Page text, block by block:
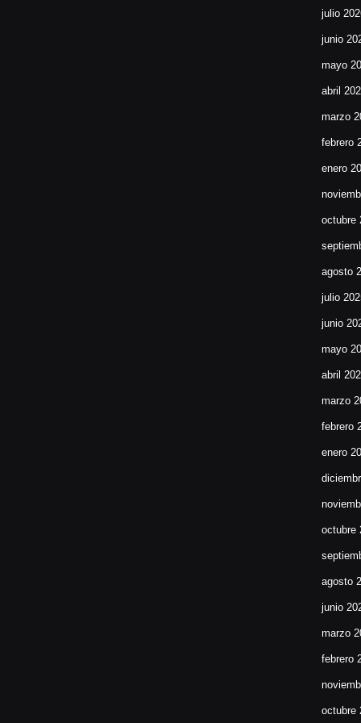
julio
junio
mayo
abril
marzo
febrero
enero
octubre
agosto
julio
junio
mayo
abril
marzo
febrero
enero
octubre
agosto
junio
marzo
febrero
octubre